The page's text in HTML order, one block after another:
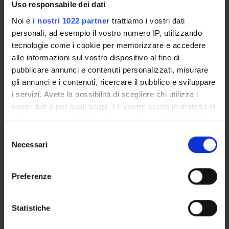
Uso responsabile dei dati
Noi e i nostri 1022 partner trattiamo i vostri dati
personali, ad esempio il vostro numero IP, utilizzando
tecnologie come i cookie per memorizzare e accedere
alle informazioni sul vostro dispositivo al fine di
pubblicare annunci e contenuti personalizzati, misurare
gli annunci e i contenuti, ricercare il pubblico e sviluppare
i servizi. Avete la possibilità di scegliere chi utilizza i
vostri dati e per quali scopi. Le vostre scelte in materia di
privacy sono applicabili solo su questa proprietà digitale
modificare o revocare il proprio consenso in qualsiasi
momento dalla Dichiarazione sui cookie o facendo clic
raccogliere informazioni sulla tua posizione
geografica, con un'approssimazione di qualche
delNecessari
Preferenze
Statistiche
GRUPPI DI RICERCA
DOTTORATI DI RICERCA
STRUTTURE
BIBLIOTECHE
CENTRI
LABORATORI
SPIN OFF E AZIENDE
Luoghi